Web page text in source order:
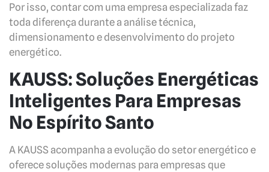
Por isso, contar com uma empresa especializada faz
toda diferença durante a análise técnica,
dimensionamento e desenvolvimento do projeto
energético.
KAUSS: Soluções Energéticas
Inteligentes Para Empresas
No Espírito Santo
A KAUSS acompanha a evolução do setor energético e
oferece soluções modernas para empresas que